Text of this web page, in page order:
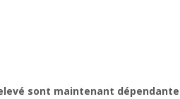
sont maintenant